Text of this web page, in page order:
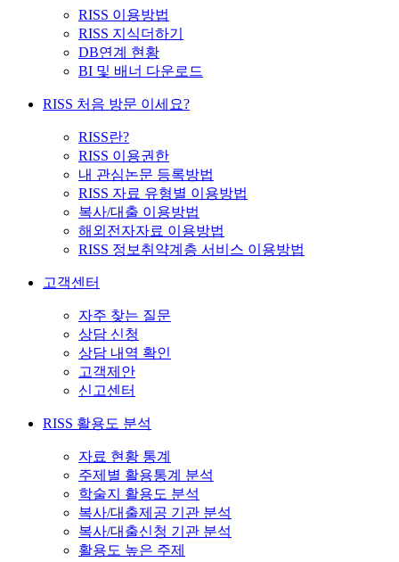
RISS 이용방법
RISS 지식더하기
DB연계 현황
BI 및 배너 다운로드
RISS 처음 방문 이세요?
RISS란?
RISS 이용권한
내 관심논문 등록방법
RISS 자료 유형별 이용방법
복사/대출 이용방법
해외전자자료 이용방법
RISS 정보취약계층 서비스 이용방법
고객센터
자주 찾는 질문
상담 신청
상담 내역 확인
고객제안
신고센터
RISS 활용도 분석
자료 현황 통계
주제별 활용통계 분석
학술지 활용도 분석
복사/대출제공 기관 분석
복사/대출신청 기관 분석
활용도 높은 주제